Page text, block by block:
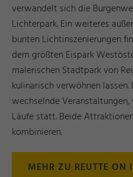
verwandelt sich die
Lichterpark. Ein weiteres
bunten Lichtinszenierungen
dem größten Eispark
malerischen Stadtpark von
kulinarisch verwöhnen
wechselnde
Läufe statt. Beide
kombinieren.
MEHR ZU REUTTE ON